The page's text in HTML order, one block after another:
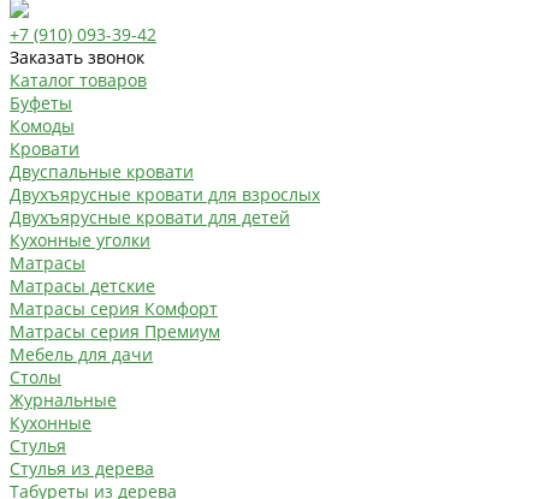
+7 (910) 093-39-42
Заказать звонок
Каталог товаров
Буфеты
Комоды
Кровати
Двуспальные кровати
Двухъярусные кровати для взрослых
Двухъярусные кровати для детей
Кухонные уголки
Матрасы
Матрасы детские
Матрасы серия Комфорт
Матрасы серия Премиум
Мебель для дачи
Столы
Журнальные
Кухонные
Стулья
Стулья из дерева
Табуреты из дерева